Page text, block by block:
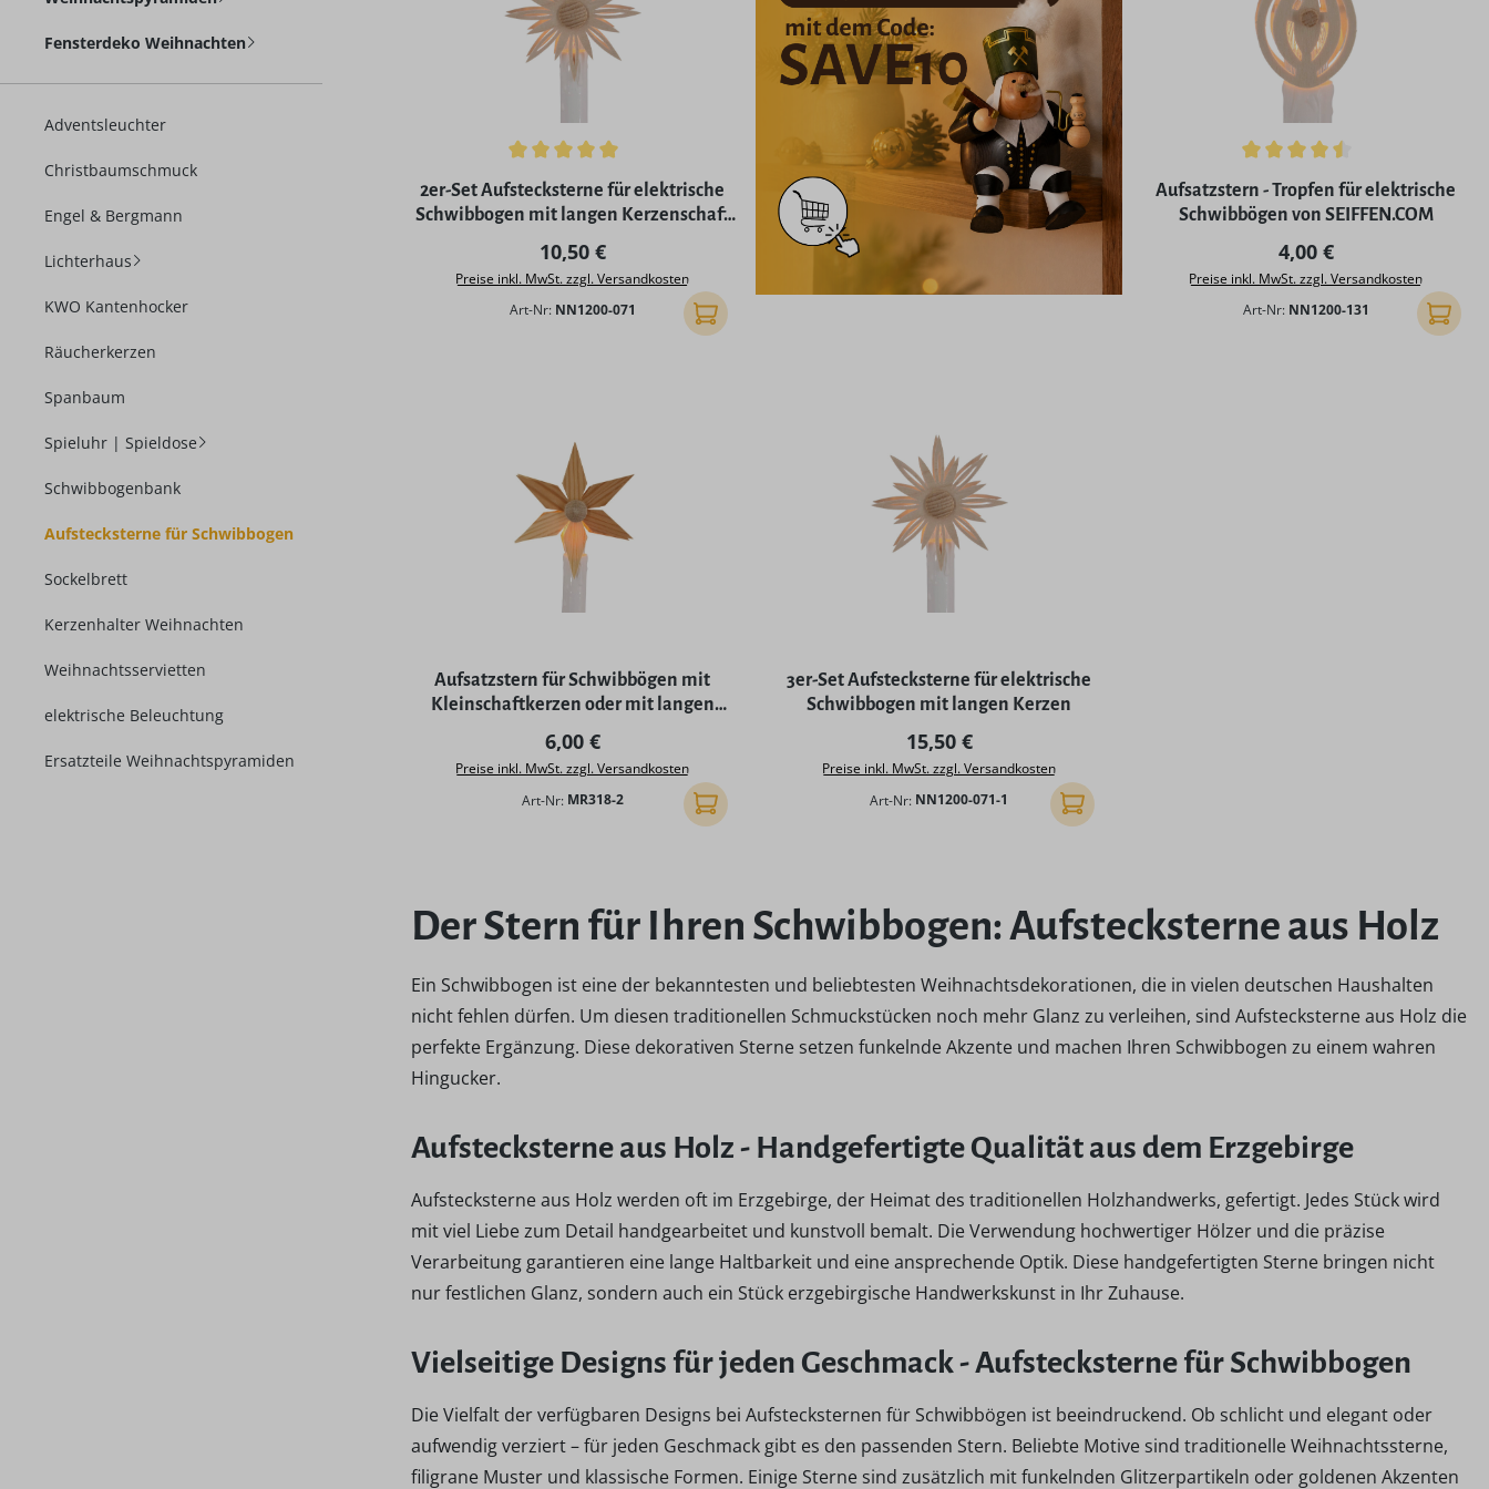
Fensterdeko Weihnachten
Adventsleuchter
Christbaumschmuck
Engel & Bergmann
Lichterhaus
KWO Kantenhocker
Räucherkerzen
Spanbaum
Spieluhr | Spieldose
Schwibbogenbank
Aufstecksterne für Schwibbogen
Sockelbrett
Kerzenhalter Weihnachten
Weihnachtsservietten
elektrische Beleuchtung
Ersatzteile Weihnachtspyramiden
Durchschnittliche Bewertung von 5 von 5 Sternen
2er-Set Aufstecksterne für elektrische
Schwibbogen mit langen Kerzenschaft
Regulärer Preis:
10,50 €
Preise inkl. MwSt. zzgl. Versandkosten
Art-Nr: NN1200-071 In den Warenkorb
Durchschnittliche Bewertung von 4.5 von
Aufsatzstern - Tropfen für elektrische
Schwibbögen von SEIFFEN.COM
Regulärer Preis:
4,00 €
Preise inkl. MwSt. zzgl. Versandkosten
Art-Nr: NN1200-131 In den
Aufsatzstern für Schwibbögen mit
Kleinschaftkerzen oder mit langen
Regulärer Preis:
6,00 €
Preise inkl. MwSt. zzgl. Versandkosten
Art-Nr: MR318-2 In den Warenkorb
3er-Set Aufstecksterne für elektrische
Schwibbogen mit langen Kerzen
Regulärer Preis:
15,50 €
Preise inkl. MwSt. zzgl. Versandkosten
Art-Nr: NN1200-071-1 In den Warenkorb
Der Stern für Ihren Schwibbogen: Aufstecksterne aus Holz
Ein Schwibbogen ist eine der bekanntesten und beliebtesten Weihnachtsdekorationen, die in vielen deutschen Haushalten
nicht fehlen dürfen. Um diesen traditionellen Schmuckstücken noch mehr Glanz zu verleihen, sind Aufstecksterne aus Holz die
perfekte Ergänzung. Diese dekorativen Sterne setzen funkelnde Akzente und machen Ihren Schwibbogen zu einem wahren
Hingucker.
Aufstecksterne aus Holz - Handgefertigte Qualität aus dem Erzgebirge
Aufstecksterne aus Holz werden oft im Erzgebirge, der Heimat des traditionellen Holzhandwerks, gefertigt. Jedes Stück wird
mit viel Liebe zum Detail handgearbeitet und kunstvoll bemalt. Die Verwendung hochwertiger Hölzer und die präzise
Verarbeitung garantieren eine lange Haltbarkeit und eine ansprechende Optik. Diese handgefertigten Sterne bringen nicht
nur festlichen Glanz, sondern auch ein Stück erzgebirgische Handwerkskunst in Ihr Zuhause.
Vielseitige Designs für jeden Geschmack - Aufstecksterne für Schwibbogen
Die Vielfalt der verfügbaren Designs bei Aufstecksternen für Schwibbögen ist beeindruckend. Ob schlicht und elegant oder
aufwendig verziert – für jeden Geschmack gibt es den passenden Stern. Beliebte Motive sind traditionelle Weihnachtssterne,
filigrane Muster und klassische Formen. Einige Sterne sind zusätzlich mit funkelnden Glitzerpartikeln oder goldenen Akzenten